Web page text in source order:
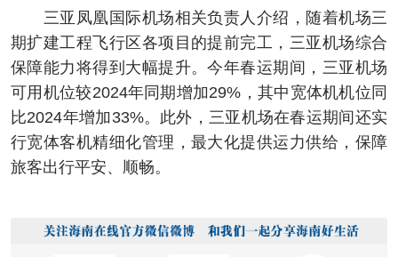
三亚凤凰国际机场相关负责人介绍，随着机场三
期扩建工程飞行区各项目的提前完工，三亚机场综合
保障能力将得到大幅提升。今年春运期间，三亚机场
可用机位较2024年同期增加29%，其中宽体机机位同
比2024年增加33%。此外，三亚机场在春运期间还实
行宽体客机精细化管理，最大化提供运力供给，保障
旅客出行平安、顺畅。